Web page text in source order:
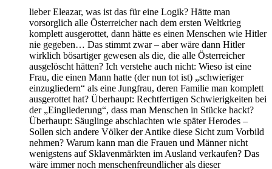
lieber Eleazar, was ist das für eine Logik? Hätte man
vorsorglich alle Österreicher nach dem ersten Weltkrieg
komplett ausgerottet, dann hätte es einen Menschen wie Hitler
nie gegeben… Das stimmt zwar – aber wäre dann Hitler
wirklich bösartiger gewesen als die, die alle Österreicher
ausgelöscht hätten? Ich verstehe auch nicht: Wieso ist eine
Frau, die einen Mann hatte (der nun tot ist) „schwieriger
einzugliedern“ als eine Jungfrau, deren Familie man komplett
ausgerottet hat? Überhaupt: Rechtfertigen Schwierigkeiten bei
der „Eingliederung“, dass man Menschen in Stücke hackt?
Überhaupt: Säuglinge abschlachten wie später Herodes –
Sollen sich andere Völker der Antike diese Sicht zum Vorbild
nehmen? Warum kann man die Frauen und Männer nicht
wenigstens auf Sklavenmärkten im Ausland verkaufen? Das
wäre immer noch menschenfreundlicher als dieser